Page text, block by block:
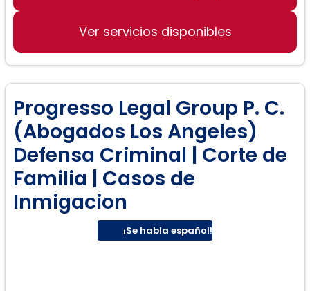
Servicios de asesoramiento legal
Ver servicios disponibles
Progresso Legal Group P. C.
(Abogados Los Angeles)
Defensa Criminal | Corte de
Familia | Casos de
Inmigacion
¡Se habla español!